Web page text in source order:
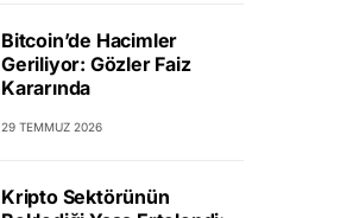
Bitcoin’de Hacimler
Geriliyor: Gözler Faiz
Kararında
29 TEMMUZ 2026
Kripto Sektörünün